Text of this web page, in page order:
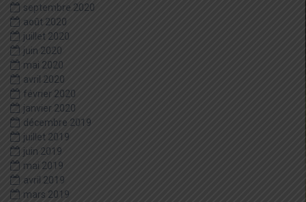
septembre 2020
août 2020
juillet 2020
juin 2020
mai 2020
avril 2020
février 2020
janvier 2020
décembre 2019
juillet 2019
juin 2019
mai 2019
avril 2019
mars 2019